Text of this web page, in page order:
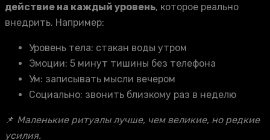
действие на каждый уровень, которое реально
внедрить. Например:
Уровень тела: стакан воды утром
Эмоции: 5 минут тишины без телефона
Ум: записывать мысли вечером
Социально: звонить близкому раз в неделю
📌 Маленькие ритуалы лучше, чем великие, но редкие
усилия.